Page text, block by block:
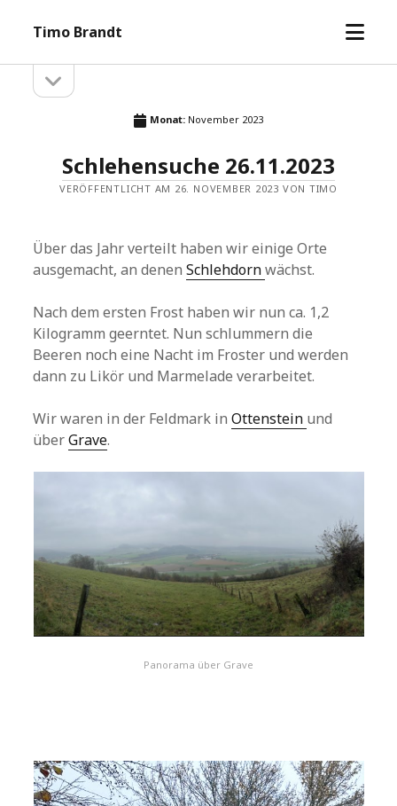
Timo Brandt
Menü
Seitenleiste
öffnen
Monat: November 2023
Schlehensuche 26.11.2023
VERÖFFENTLICHT AM 26. NOVEMBER 2023 VON TIMO
Über das Jahr verteilt haben wir einige Orte
ausgemacht, an denenSchlehdornwächst.
Nach dem ersten Frost haben wir nun ca. 1,2
Kilogramm geerntet. Nun schlummern die
Beeren noch eine Nacht im Froster und werden
dann zu Likör und Marmelade verarbeitet.
Wir waren in der Feldmark inOttenstein und
überGrave.
Panorama über Grave